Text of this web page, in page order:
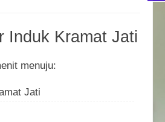
Induk Kramat Jati
menuju:
Jati